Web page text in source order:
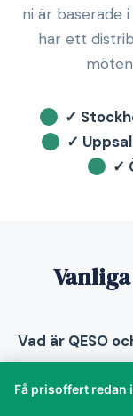
ni är baserade
har ett
✓
✓
✓
Vad är QESO
Få prisoffert redan